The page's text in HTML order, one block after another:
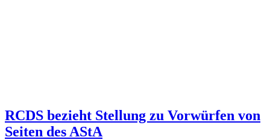
RCDS bezieht Stellung zu Vorwürfen von
Seiten des AStA